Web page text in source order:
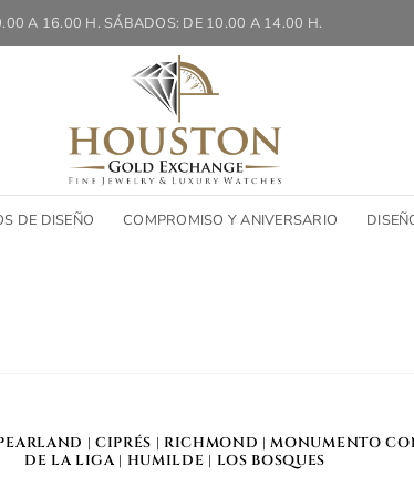
A 16.00 H. SÁBADOS: DE 10.00 A 14.00 H.
DE DISEÑO COMPROMISO Y ANIVERSARIO
| CIPRÉS | RICHMOND |MONUMENTO
DE LA LIGA | HUMILDE | LOS BOSQUES